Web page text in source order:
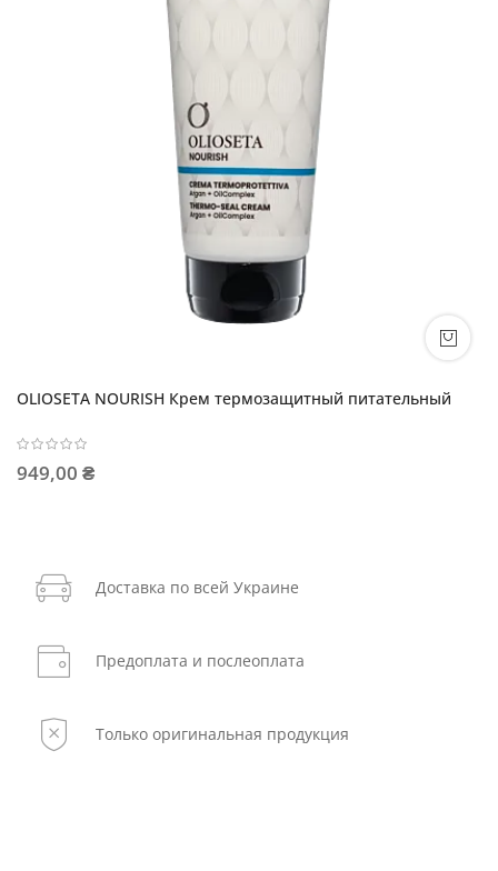
OLIOSETA NOURISH Крем термозащитный питательный
949,00 ₴
Доставка по всей Украине
Предоплата и послеоплата
Только оригинальная продукция